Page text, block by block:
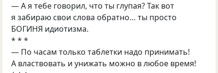
— А я тебе говорил, что ты глупая? Так вот
я забираю свои слова обратно… ты просто
БОГИНЯ идиотизма.
* * *
— По часам только таблетки надо принимать!
А властвовать и унижать можно в любое время!